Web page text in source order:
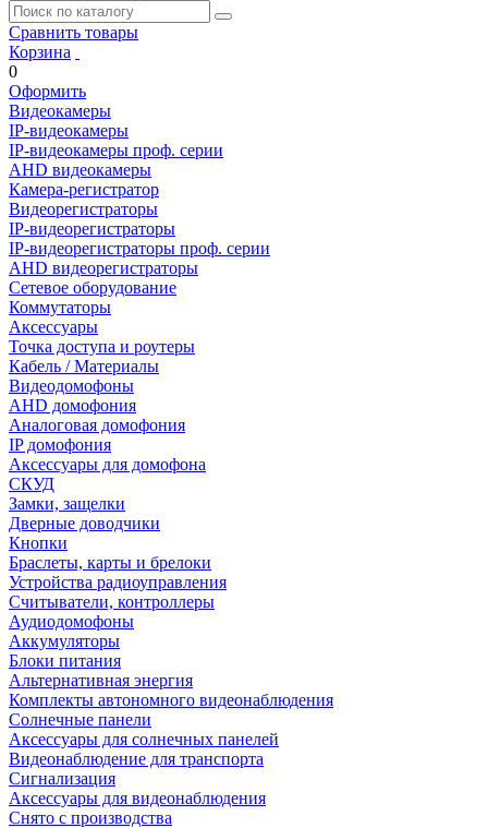
Сравнить товары
Корзина
0
Оформить
Видеокамеры
IP-видеокамеры
IP-видеокамеры проф. серии
AHD видеокамеры
Камера-регистратор
Видеорегистраторы
IP-видеорегистраторы
IP-видеорегистраторы проф. серии
AHD видеорегистраторы
Сетевое оборудование
Коммутаторы
Аксессуары
Точка доступа и роутеры
Кабель / Материалы
Видеодомофоны
AHD домофония
Аналоговая домофония
IP домофония
Аксессуары для домофона
СКУД
Замки, защелки
Дверные доводчики
Кнопки
Браслеты, карты и брелоки
Устройства радиоуправления
Считыватели, контроллеры
Аудиодомофоны
Аккумуляторы
Блоки питания
Альтернативная энергия
Комплекты автономного видеонаблюдения
Солнечные панели
Аксессуары для солнечных панелей
Видеонаблюдение для транспорта
Сигнализация
Аксессуары для видеонаблюдения
Снято с производства